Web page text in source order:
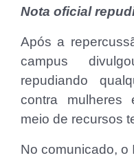
Nota oficial
Após a
campus
repudiando
contra mulheres
meio de recursos
No comunicado, o